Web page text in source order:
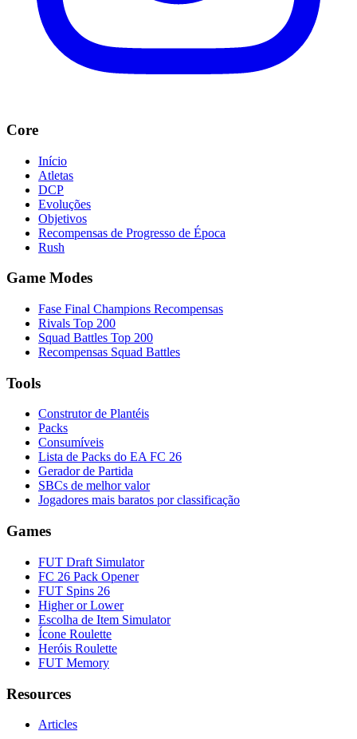
Core
Início
Atletas
DCP
Evoluções
Objetivos
Recompensas de Progresso de Época
Rush
Game Modes
Fase Final Champions Recompensas
Rivals Top 200
Squad Battles Top 200
Recompensas Squad Battles
Tools
Construtor de Plantéis
Packs
Consumíveis
Lista de Packs do EA FC 26
Gerador de Partida
SBCs de melhor valor
Jogadores mais baratos por classificação
Games
FUT Draft Simulator
FC 26 Pack Opener
FUT Spins 26
Higher or Lower
Escolha de Item Simulator
Ícone Roulette
Heróis Roulette
FUT Memory
Resources
Articles